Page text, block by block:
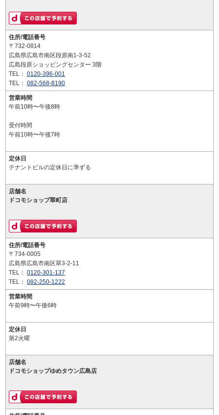
住所/電話番号
〒732-0814
広島県広島市南区段原南1-3-52
広島段原ショッピングセンター 3階
TEL： 0120-396-001
TEL： 082-568-8190
営業時間
午前10時〜午後8時
受付時間
午前10時〜午後7時
定休日
テナントビルの定休日に準ずる
店舗名
ドコモショップ翠町店
住所/電話番号
〒734-0005
広島県広島市南区翠3-2-11
TEL： 0120-301-137
TEL： 082-250-1222
営業時間
午前9時〜午後6時
定休日
第2火曜
店舗名
ドコモショップゆめタウン広島店